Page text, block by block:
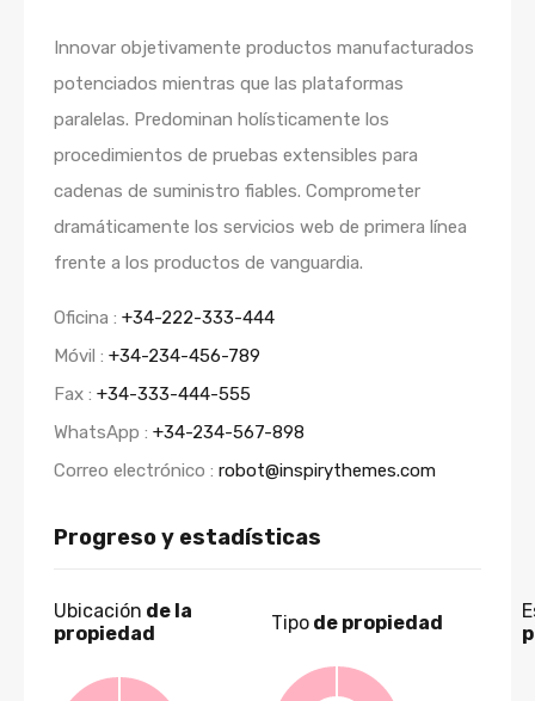
Innovar objetivamente productos manufacturados
potenciados mientras que las plataformas
paralelas. Predominan holísticamente los
procedimientos de pruebas extensibles para
cadenas de suministro fiables. Comprometer
dramáticamente los servicios web de primera línea
frente a los productos de vanguardia.
Oficina : +34-222-333-444
Móvil : +34-234-456-789
Fax : +34-333-444-555
WhatsApp : +34-234-567-898
Correo electrónico : robot@inspirythemes.com
Progreso y estadísticas
Ubicación de la
propiedad
Tipo de propiedad